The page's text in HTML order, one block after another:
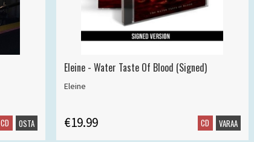
CD OSTA
Eleine - Water Taste Of Blood (Signed)
Eleine
€19.99 CD VARAA